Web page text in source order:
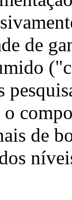
de
o
de